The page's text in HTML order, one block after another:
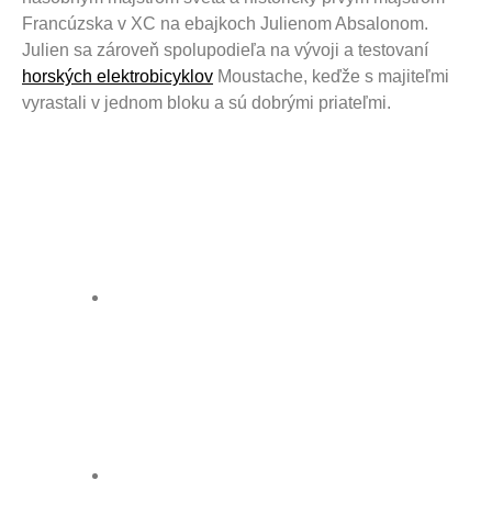
Francúzska v XC na ebajkoch Julienom Absalonom.
Julien sa zároveň spolupodieľa na vývoji a testovaní
horských elektrobicyklov Moustache, keďže s majiteľmi
vyrastali v jednom bloku a sú dobrými priateľmi.